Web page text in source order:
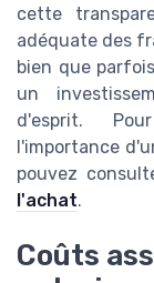
cette
adéquate des
bien que
un
d'esprit.
l'importance
pouvez
l'achat.
Coûts